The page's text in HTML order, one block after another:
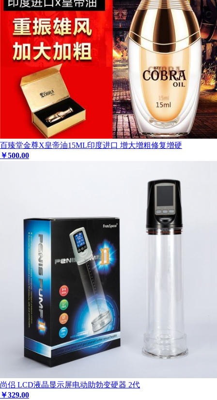
百臻堂金尊X皇帝油15ML印度进口 增大增粗修复增硬
￥500.00
尚侣 LCD液晶显示屏电动助勃变硬器 2代
￥329.00